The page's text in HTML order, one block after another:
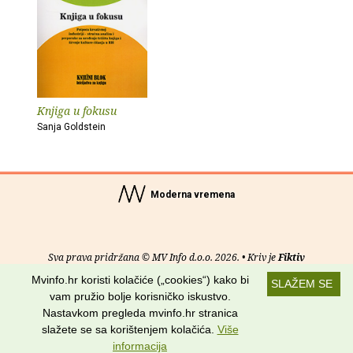
Knjiga u fokusu
Sanja Goldstein
Moderna vremena
Sva prava pridržana © MV Info d.o.o. 2026. • Kriv jeFiktiv
Uvjeti korištenja RSS kanali
Potraži nas na:
SLAŽEM SE
Mvinfo.hr koristi kolačiće („cookies“) kako bi
vam pružio bolje korisničko iskustvo.
Nastavkom pregleda mvinfo.hr stranica
slažete se sa korištenjem kolačića. Više
informacija